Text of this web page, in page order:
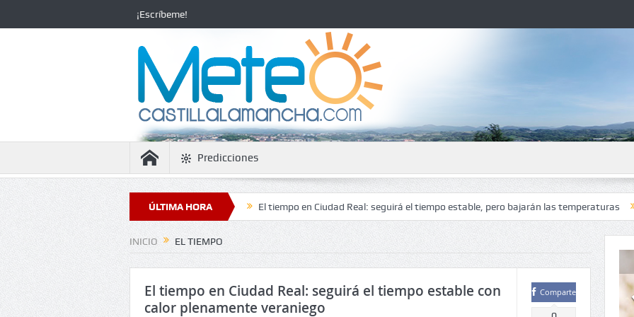
¡Escríbeme!
Predicciones
ÚLTIMA HORA
con temperaturas en ascenso El tiempo en Ciudad Real: seguirá el tiempo estable, pero bajarán las temperaturas El tiempo
INICIO EL TIEMPO
El tiempo en Ciudad Real: seguirá el tiempo estable con
calor plenamente veraniego
Comparte